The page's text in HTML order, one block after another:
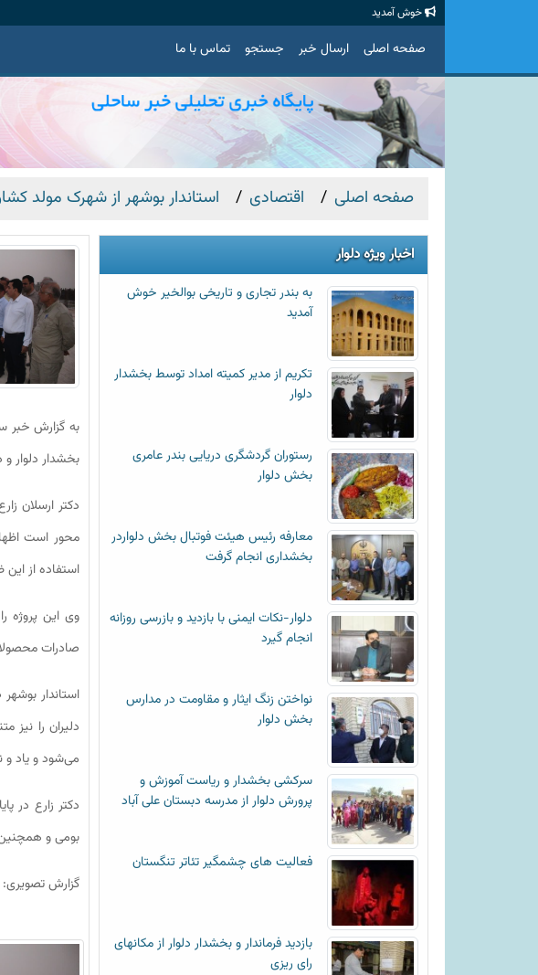
خوش آمدید
صفحه اصلی ارسال خبر جستجو تماس با ما
صفحه اصلی اقتصادی استاندار بوشهر از شهرک مولد
به گزارش خبر
بخشدار دلوار
دکتر ارسلان
محور است
استفاده از
وی این پروژه
صادرات
دلیران را
می‌شود و یاد و
دکتر زارع در
بومی و
گزارش تصویری:
اخبار ویژه دلوار
به بندر تجاری و تاریخی بوالخیر خوش
آمدید
تکریم از مدیر کمیته امداد توسط بخشدار
دلوار
رستوران گردشگری دریایی بندر عامری
بخش دلوار
معارفه رئیس هیئت فوتبال بخش دلواردر
بخشداری انجام گرفت
دلوار-نکات ایمنی با بازدید و بازرسی روزانه
انجام گیرد
نواختن زنگ ایثار و مقاومت در مدارس
بخش دلوار
سرکشی بخشدار و ریاست آموزش و
پرورش دلوار از مدرسه دبستان علی آباد
فعالیت های چشمگیر تئاتر تنگستان
بازدید فرماندار و بخشدار دلوار از مکانهای
رای ریزی